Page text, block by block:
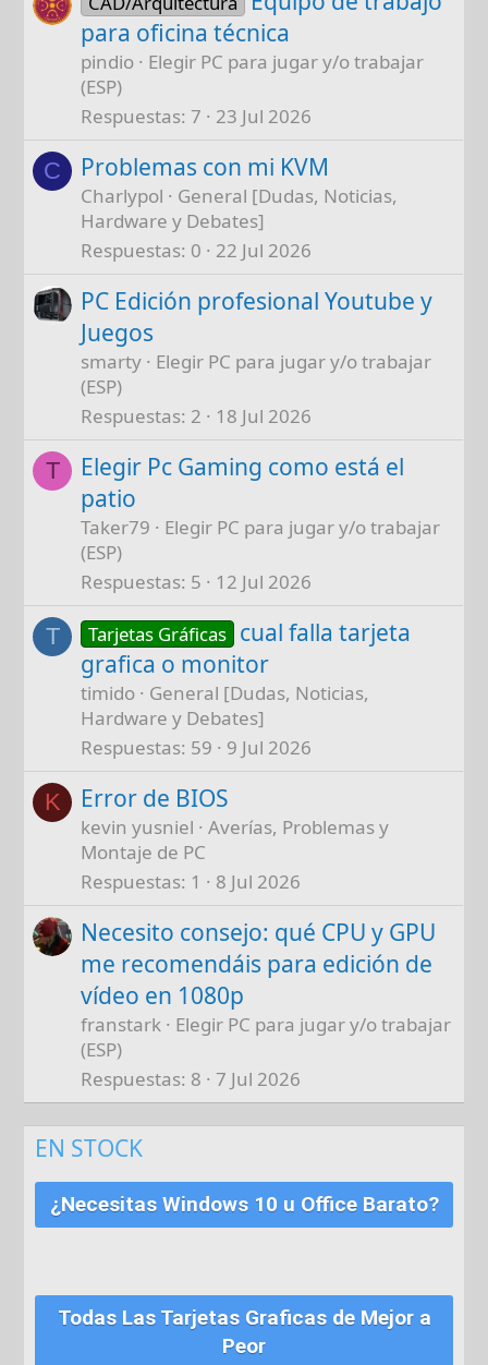
para oficina técnica
pindio
Elegir PC para jugar y/o trabajar
(ESP)
Respuestas 7 23 Jul 2026
C Problemas con mi KVM
Charlypol
General [Dudas, Noticias,
Hardware y Debates]
Respuestas 0 22 Jul 2026
PC Edición profesional Youtube y
Juegos
smarty
Elegir PC para jugar y/o trabajar
(ESP)
Respuestas 2 18 Jul 2026
T
Elegir Pc Gaming como está el
patio
Taker79
Elegir PC para jugar y/o trabajar
(ESP)
Respuestas 5 12 Jul 2026
T Tarjetas Gráficas cual falla tarjeta
grafica o monitor
timido
General [Dudas, Noticias,
Hardware y Debates]
Respuestas 59 9 Jul 2026
K Error de BIOS
kevin yusniel
Averías, Problemas y
Montaje de PC
Respuestas 1 8 Jul 2026
Necesito consejo: qué CPU y GPU
me recomendáis para edición de
vídeo en 1080p
franstark
Elegir PC para jugar y/o trabajar
(ESP)
Respuestas 8 7 Jul 2026
EN STOCK
¿Necesitas Windows 10 u Office Barato?
Todas Las Tarjetas Graficas de Mejor a
Peor